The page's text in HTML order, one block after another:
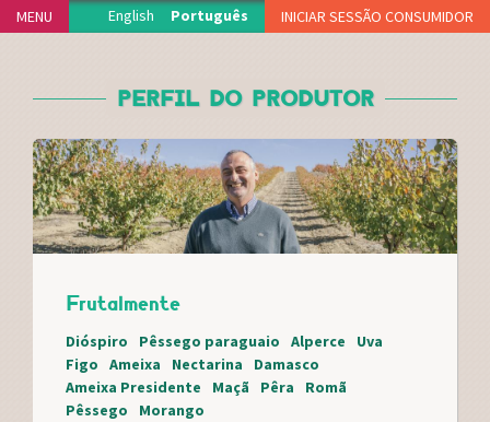
Jump to navigation
MENU INICIAR SESSÃO CONSUMIDOR
PROJECTO
DELEGAÇÕES
FUNCIONAMENTO
ADERIR
VIDEOTECA
APOIOS
FAQS
MERCH
English Português
PERFIL DO PRODUTOR
Frutalmente
Dióspiro Pêssego paraguaio Alperce
Uva
Figo
Ameixa Nectarina
Damasco
Ameixa Presidente
Maçã Pêra
Romã
Pêssego
Morango